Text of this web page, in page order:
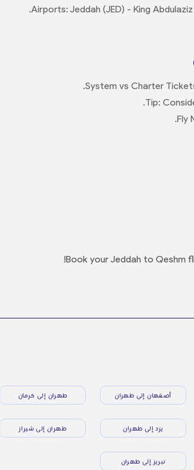
Airports: Jeddah (JED) - King
System vs Charter
Tip:
Fly
Book your Jeddah to Qeshm
أصفهان إلى طهران طهران إلى كرمان
يزد إلى طهران طهران إلى شيراز
تبريز إلى طهران